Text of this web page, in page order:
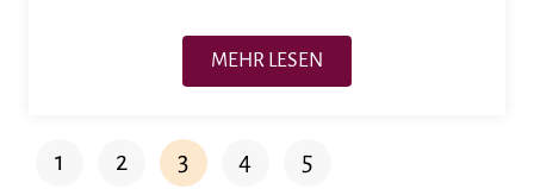
MEHR LESEN
1 2 3 4 5